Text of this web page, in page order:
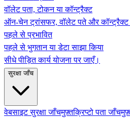
वॉलेट पता, टोकन या कॉन्ट्रैक्ट
ऑन-चेन ट्रांसफर, वॉलेट पते और
पहले से प्रभावित
पहले से भुगतान या डेटा साझा किया
सीधे पीड़ित कार्य योजना पर जाएँ।
सुरक्षा जाँच
वेबसाइट सुरक्षा जाँचमुफ़्तक्रिप्टो पता जाँच